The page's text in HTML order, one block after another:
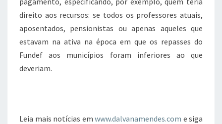
direito aos recursos: se todos os professores atuais,
aposentados, pensionistas ou apenas aqueles que
estavam na ativa na época em que os repasses do
Fundef aos municípios foram inferiores ao que
deveriam.
Leia mais notícias em www.dalvanamendes.com e siga